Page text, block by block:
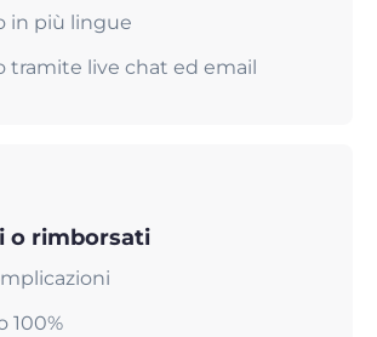
in più lingue
tramite live chat ed email
o rimborsati
100%